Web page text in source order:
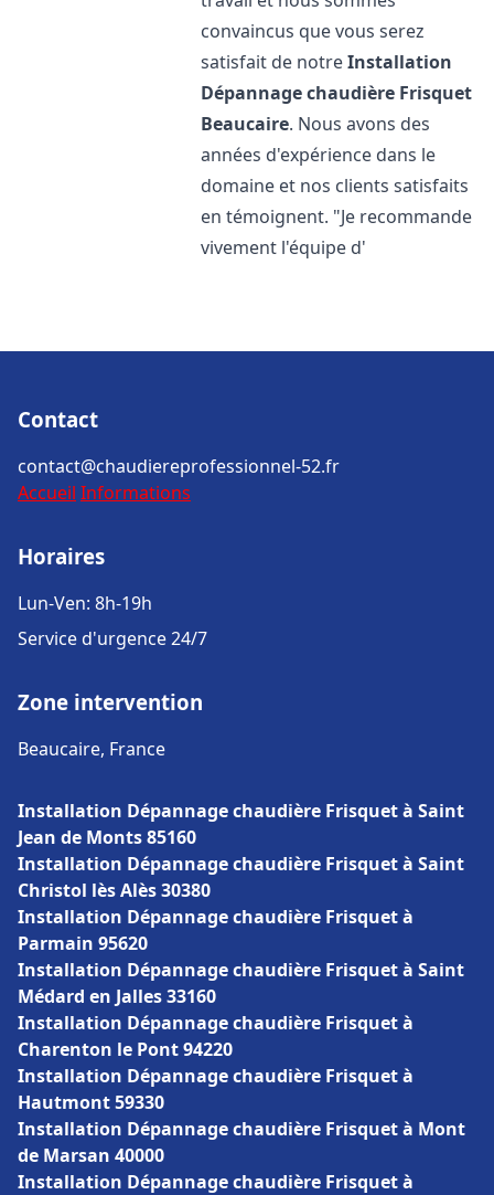
convaincus que vous serez
satisfait de notreInstallation
Dépannage chaudière Frisquet
Beaucaire. Nous avons des
années d'expérience dans le
domaine et nos clients satisfaits
en témoignent. "Je recommande
vivement l'équipe d'
Contact
contact@chaudiereprofessionnel-52.fr
Accueil Informations
Horaires
Lun-Ven: 8h-19h
Service d'urgence 24/7
Zone intervention
Beaucaire, France
Installation Dépannage chaudière Frisquet à Saint
Jean de Monts 85160
Installation Dépannage chaudière Frisquet à Saint
Christol lès Alès 30380
Installation Dépannage chaudière Frisquet à
Parmain 95620
Installation Dépannage chaudière Frisquet à Saint
Médard en Jalles 33160
Installation Dépannage chaudière Frisquet à
Charenton le Pont 94220
Installation Dépannage chaudière Frisquet à
Hautmont 59330
Installation Dépannage chaudière Frisquet à Mont
de Marsan 40000
Installation Dépannage chaudière Frisquet à